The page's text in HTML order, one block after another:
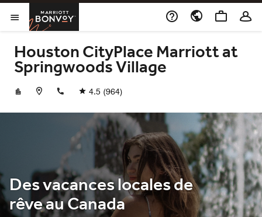
Skip to Content
Ouvrir le menu
Marriott Bonvoy
Houston CityPlace Marriott at
Springwoods Village
+12813504000
4.5 (964)
Des vacances locales de
rêve au Canada